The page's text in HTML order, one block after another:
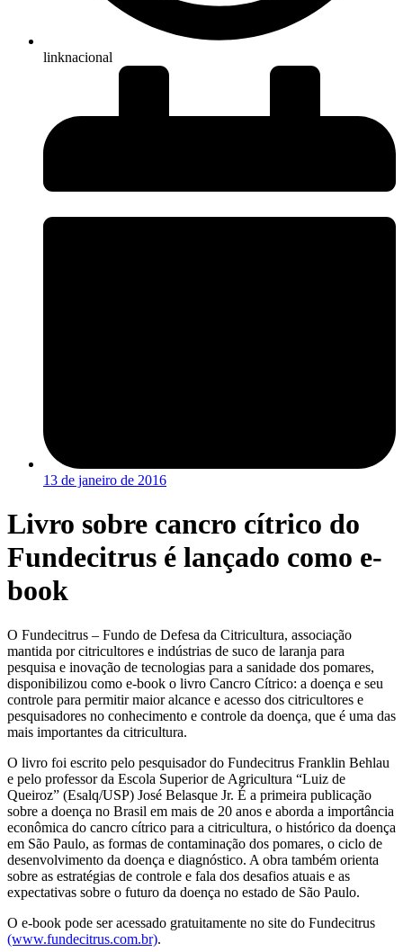
linknacional
13 de janeiro de 2016
Livro sobre cancro cítrico do
Fundecitrus é lançado como e-
book
O Fundecitrus – Fundo de Defesa da Citricultura, associação
mantida por citricultores e indústrias de suco de laranja para
pesquisa e inovação de tecnologias para a sanidade dos pomares,
disponibilizou como e-book o livro Cancro Cítrico: a doença e seu
controle para permitir maior alcance e acesso dos citricultores e
pesquisadores no conhecimento e controle da doença, que é uma das
mais importantes da citricultura.
O livro foi escrito pelo pesquisador do Fundecitrus Franklin Behlau
e pelo professor da Escola Superior de Agricultura “Luiz de
Queiroz” (Esalq/USP) José Belasque Jr. É a primeira publicação
sobre a doença no Brasil em mais de 20 anos e aborda a importância
econômica do cancro cítrico para a citricultura, o histórico da doença
em São Paulo, as formas de contaminação dos pomares, o ciclo de
desenvolvimento da doença e diagnóstico. A obra também orienta
sobre as estratégias de controle e fala dos desafios atuais e as
expectativas sobre o futuro da doença no estado de São Paulo.
O e-book pode ser acessado gratuitamente no site do Fundecitrus
(www.fundecitrus.com.br).